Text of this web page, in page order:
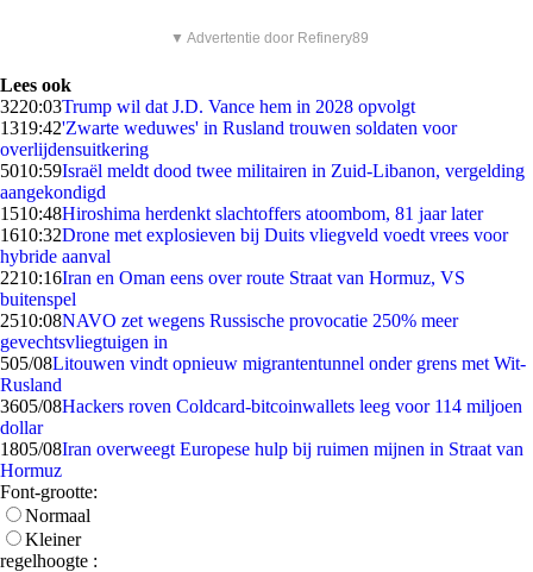
▼ Advertentie door Refinery89
Lees ook
3220:03Trump wil dat J.D. Vance hem in 2028 opvolgt
1319:42'Zwarte weduwes' in Rusland trouwen soldaten voor
overlijdensuitkering
5010:59Israël meldt dood twee militairen in Zuid-Libanon, vergelding
aangekondigd
1510:48Hiroshima herdenkt slachtoffers atoombom, 81 jaar later
1610:32Drone met explosieven bij Duits vliegveld voedt vrees voor
hybride aanval
2210:16Iran en Oman eens over route Straat van Hormuz, VS
buitenspel
2510:08NAVO zet wegens Russische provocatie 250% meer
gevechtsvliegtuigen in
505/08Litouwen vindt opnieuw migrantentunnel onder grens met Wit-
Rusland
3605/08Hackers roven Coldcard-bitcoinwallets leeg voor 114 miljoen
dollar
1805/08Iran overweegt Europese hulp bij ruimen mijnen in Straat van
Hormuz
Font-grootte:
Normaal
Kleiner
regelhoogte :